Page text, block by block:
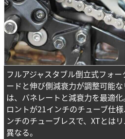
フルアジャスタブル倒立式フォー
ードと伸び側減衰力が調整可能
は、バネレートと減衰力を最適
ロントが21インチのチューブ仕
ンチのチューブレスで、XTとは
異なる。